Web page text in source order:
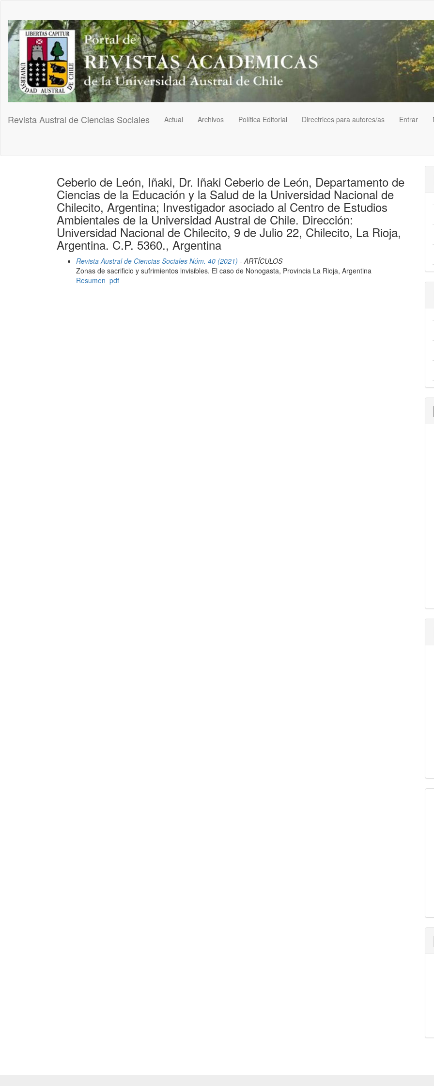
Contenido
principal
Barra
lateral
Revista Austral de Ciencias Sociales Actual Archivos Política Editorial Directrices para autores/as Entrar
Ceberio de León, Iñaki, Dr. Iñaki Ceberio de León, Departamento de
Ciencias de la Educación y la Salud de la Universidad Nacional de
Chilecito, Argentina; Investigador asociado al Centro de Estudios
Ambientales de la Universidad Austral de Chile. Dirección:
Universidad Nacional de Chilecito, 9 de Julio 22, Chilecito, La Rioja,
Argentina. C.P. 5360., Argentina
Revista Austral de Ciencias Sociales Núm. 40 (2021) - ARTÍCULOS
Zonas de sacrificio y sufrimientos invisibles. El caso de Nonogasta, Provincia La Rioja, Argentina
Resumen pdf